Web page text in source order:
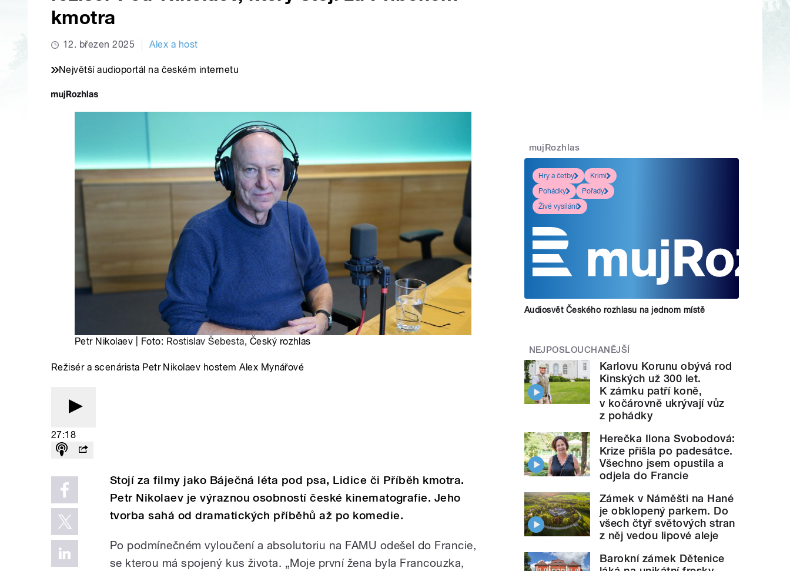
kmotra
12. březen 2025 Alex a host
Největší audioportál na českém internetu
Petr Nikolaev | Foto: Rostislav Šebesta, Český rozhlas
Režisér a scenárista Petr Nikolaev hostem Alex Mynářové
27:18
Stojí za filmy jako Báječná léta pod psa, Lidice či Příběh kmotra.
Petr Nikolaev je výraznou osobností české kinematografie. Jeho
tvorba sahá od dramatických příběhů až po komedie.
Po podmínečném vyloučení a absolutoriu na FAMU odešel do Francie,
se kterou má spojený kus života. „Moje první žena byla Francouzka,
mujRozhlas
Hry a četby
Krimi
Pohádky
Pořady
Živé vysílání
Audiosvět Českého rozhlasu na jednom místě
NEJPOSLOUCHANĚJŠÍ
Karlovu Korunu obývá rod
Kinských už 300 let.
K zámku patří koně,
v kočárovně ukrývají vůz
z pohádky
Herečka Ilona Svobodová:
Krize přišla po padesátce.
Všechno jsem opustila a
odjela do Francie
Zámek v Náměšti na Hané
je obklopený parkem. Do
všech čtyř světových stran
z něj vedou lipové aleje
Barokní zámek Dětenice